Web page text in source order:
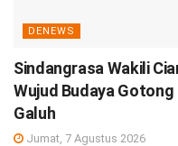
DENEWS
Sindangrasa Wakili
Wujud Budaya
Galuh
Jumat, 7 Agustus 2026